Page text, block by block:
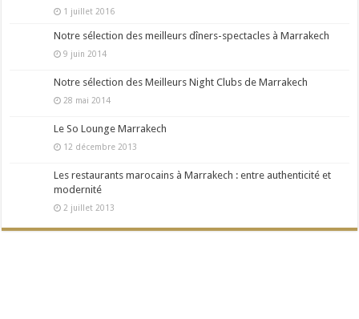
1 juillet 2016
Notre sélection des meilleurs dîners-spectacles à Marrakech
9 juin 2014
Notre sélection des Meilleurs Night Clubs de Marrakech
28 mai 2014
Le So Lounge Marrakech
12 décembre 2013
Les restaurants marocains à Marrakech : entre authenticité et
modernité
2 juillet 2013